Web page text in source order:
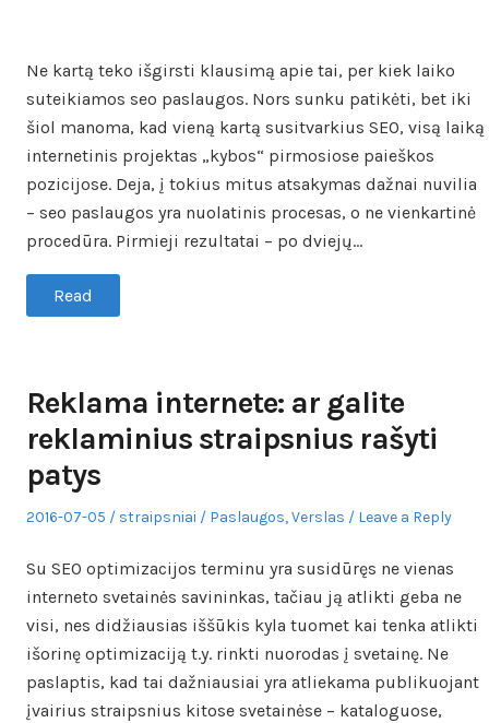
Ne kartą teko išgirsti klausimą apie tai, per kiek laiko
suteikiamos seo paslaugos. Nors sunku patikėti, bet iki
šiol manoma, kad vieną kartą susitvarkius SEO, visą laiką
internetinis projektas „kybos“ pirmosiose paieškos
pozicijose. Deja, į tokius mitus atsakymas dažnai nuvilia
– seo paslaugos yra nuolatinis procesas, o ne vienkartinė
procedūra. Pirmieji rezultatai – po dviejų…
Read
Reklama internete: ar galite
reklaminius straipsnius rašyti
patys
Posted
2016-07-05 Author
straipsniai
Posted
Paslaugos,Verslas Leave a Reply
Su SEO optimizacijos terminu yra susidūręs ne vienas
interneto svetainės savininkas, tačiau ją atlikti geba ne
visi, nes didžiausias iššūkis kyla tuomet kai tenka atlikti
išorinę optimizaciją t.y. rinkti nuorodas į svetainę. Ne
paslaptis, kad tai dažniausiai yra atliekama publikuojant
įvairius straipsnius kitose svetainėse – kataloguose,